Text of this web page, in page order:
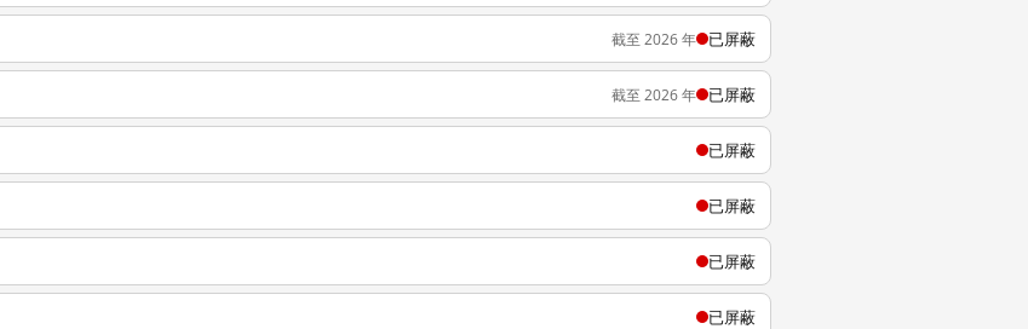
截至 2026 年 已屏蔽
截至 2026 年 已屏蔽
已屏蔽
已屏蔽
已屏蔽
已屏蔽